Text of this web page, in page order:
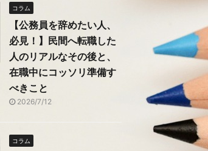
コラム
【公務員を辞めたい人、
必見！】民間へ転職した
人のリアルなその後と、
在職中にコッソリ準備す
べきこと
2026/7/12
コラム